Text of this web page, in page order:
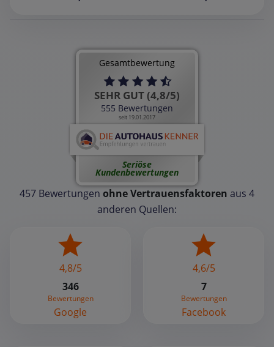
Gesamtbewertung
SEHR GUT (4,8/5)
555 Bewertungen
seit 19.01.2017
Seriöse
Kundenbewertungen
457 Bewertungen ohne Vertrauensfaktoren aus 4
anderen Quellen:
4,8/5
346
Bewertungen
Google
4,6/5
7
Bewertungen
Facebook